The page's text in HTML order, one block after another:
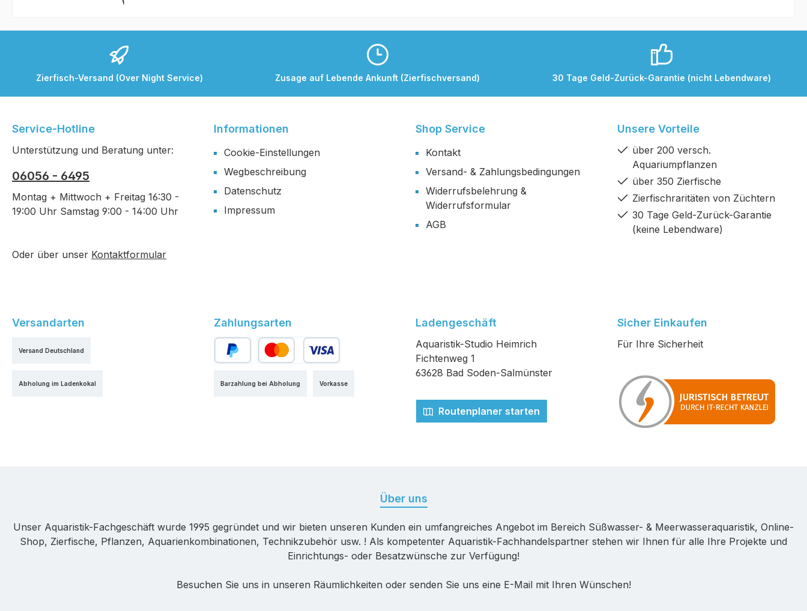
Zierfisch-Versand (Over Night Service) Zusage auf Lebende Ankunft (Zierfischversand) 30 Tage Geld-Zurück-Garantie (nicht Lebendware)
Service-Hotline
Unterstützung und Beratung unter:
06056 - 6495
Montag + Mittwoch + Freitag 16:30 -
19:00 Uhr Samstag 9:00 - 14:00 Uhr
Oder über unser Kontaktformular
Informationen
Cookie-Einstellungen
Wegbeschreibung
Datenschutz
Impressum
Shop Service
Kontakt
Versand- & Zahlungsbedingungen
Widerrufsbelehrung &
Widerrufsformular
AGB
Unsere Vorteile
über 200 versch.
Aquariumpflanzen
über 350 Zierfische
Zierfischraritäten von Züchtern
30 Tage Geld-Zurück-Garantie
(keine Lebendware)
Versandarten
Versand Deutschland
Abholung im Ladenkokal
Zahlungsarten
Vorkasse
Barzahlung bei Abholung
Ladengeschäft
Aquaristik-Studio Heimrich
Fichtenweg 1
63628 Bad Soden-Salmünster
Routenplaner starten
Sicher Einkaufen
Für Ihre Sicherheit
Über uns
Unser Aquaristik-Fachgeschäft wurde 1995 gegründet und wir bieten unseren Kunden ein umfangreiches Angebot im Bereich Süßwasser- & Meerwasseraquaristik, Online-
Shop, Zierfische, Pflanzen, Aquarienkombinationen, Technikzubehör usw. ! Als kompetenter Aquaristik-Fachhandelspartner stehen wir Ihnen für alle Ihre Projekte und
Einrichtungs- oder Besatzwünsche zur Verfügung!
Besuchen Sie uns in unseren Räumlichkeiten oder senden Sie uns eine E-Mail mit Ihren Wünschen!